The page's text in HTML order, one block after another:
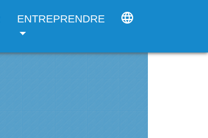
ENTREPRENDRE language